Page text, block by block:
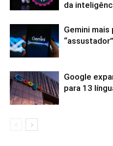
da
Gemini
Google
para 13